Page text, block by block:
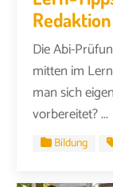
Redaktion
Die Abi-
mitten im
man sich
vorbereitet? ...
Bildung